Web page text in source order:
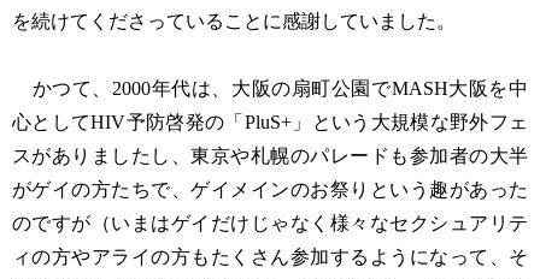
を続けてくださっていることに感謝していました。
かつて、2000年代は、大阪の扇町公園でMASH大阪を中
心としてHIV予防啓発の「PluS+」という大規模な野外フェ
スがありましたし、東京や札幌のパレードも参加者の大半
がゲイの方たちで、ゲイメインのお祭りという趣があった
のですが（いまはゲイだけじゃなく様々なセクシュアリテ
ィの方やアライの方もたくさん参加するようになって、そ